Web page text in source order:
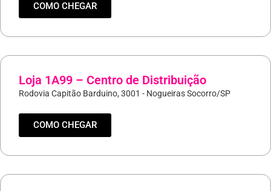
COMO CHEGAR
Loja 1A99 – Centro de Distribuição
Rodovia Capitão Barduino, 3001 - Nogueiras Socorro/SP
COMO CHEGAR